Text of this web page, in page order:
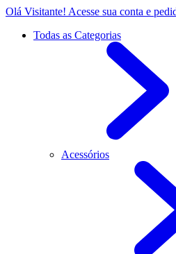
Olá Visitante! Acesse sua conta e
Todas as Categorias
Acessórios